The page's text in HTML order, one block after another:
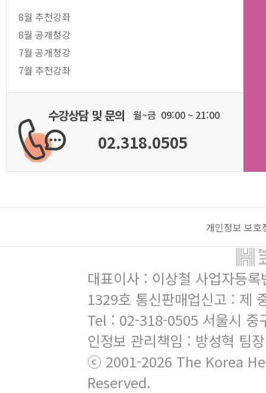
8월 추천강좌
8월 공개청강
7월 공개청강
7월 추천강좌
수강상담 및 문의 월~금 09:00 ~ 21:00
02.318.0505
개인정보 보호
대표이사 : 이상철 사업자등
1329호 통신판매업신고 : 제
Tel : 02-318-0505 서울시 중
인정보 관리책임 : 방성혁 팀장
ⓒ 2001-2026 The Korea
Reserved.